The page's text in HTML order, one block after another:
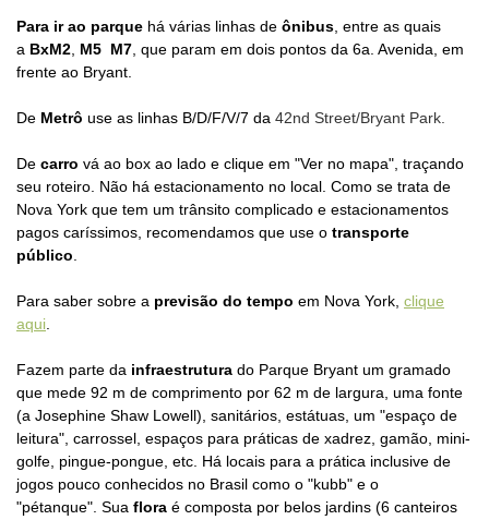
Para ir ao parque há várias linhas de ônibus , entre as quais
a BxM2 M5 M7 , que param em dois pontos da 6a. Avenida, em
frente ao Bryant.
De Metrô use as linhas B/D/F/V/7 da 42nd Street/Bryant Park.
De carro vá ao box ao lado e clique em "Ver no mapa", traçando
seu roteiro. Não há estacionamento no local. Como se trata de
Nova York que tem um trânsito complicado e estacionamentos
pagos caríssimos, recomendamos que use o transporte
público
Para saber sobre a previsão do tempo em Nova York, clique
aqui
Fazem parte da infraestrutura do Parque Bryant um gramado
que mede 92 m de comprimento por 62 m de largura, uma fonte
(a Josephine Shaw Lowell), sanitários, estátuas, um "espaço de
leitura", carrossel, espaços para práticas de xadrez, gamão, mini-
golfe, pingue-pongue, etc. Há locais para a prática inclusive de
jogos pouco conhecidos no Brasil como o "kubb" e o
"pétanque". Sua flora é composta por belos jardins (6 canteiros